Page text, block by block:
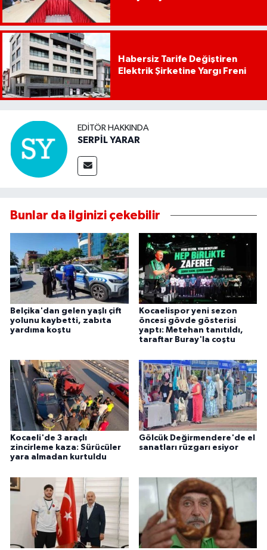
Habersiz Tarife Değiştiren
Elektrik Şirketine Yargı Freni
EDITÖR HAKKINDA
SERPİL YARAR
Bunlar da ilginizi çekebilir
Belçika'dan gelen yaşlı çift
yolunu kaybetti, zabıta
yardıma koştu
Kocaelispor yeni sezon
öncesi gövde gösterisi
yaptı: Metehan tanıtıldı,
taraftar Buray'la coştu
Kocaeli'de 3 araçlı
zincirleme kaza: Sürücüler
yara almadan kurtuldu
Gölcük Değirmendere'de el
sanatları rüzgarı esiyor